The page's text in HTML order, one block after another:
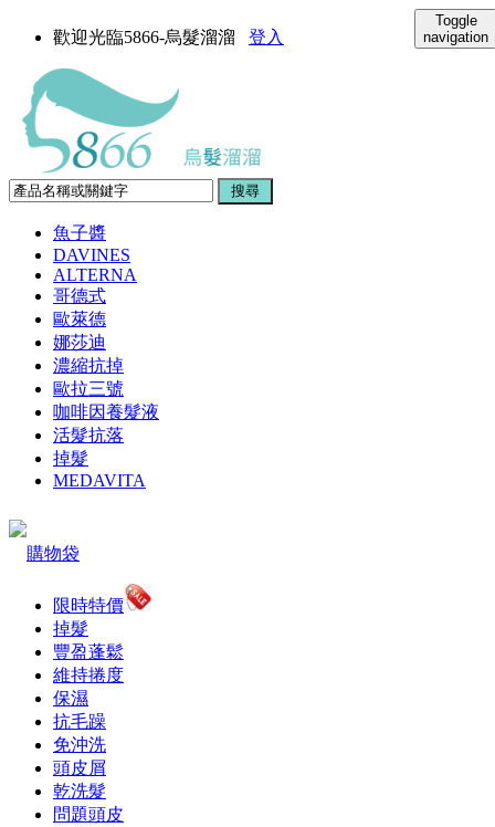
歡迎光臨5866-烏髮溜溜 登入
Toggle
navigation
魚子醬
DAVINES
ALTERNA
哥德式
歐萊德
娜莎迪
濃縮抗掉
歐拉三號
咖啡因養髮液
活髮抗落
掉髮
MEDAVITA
購物袋
限時特價
掉髮
豐盈蓬鬆
維持捲度
保濕
抗毛躁
免沖洗
頭皮屑
乾洗髮
問題頭皮